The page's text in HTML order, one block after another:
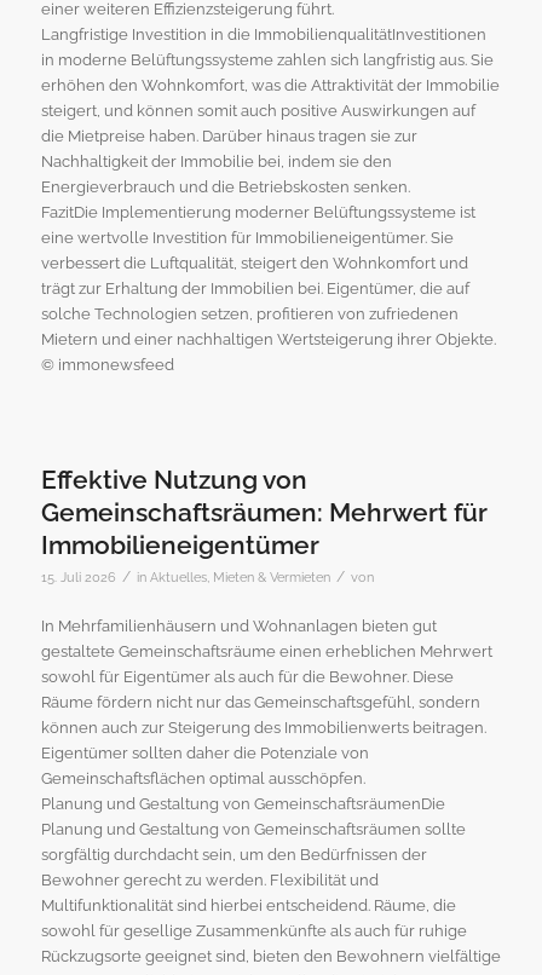
einer weiteren Effizienzsteigerung führt.
Langfristige Investition in die ImmobilienqualitätInvestitionen
in moderne Belüftungssysteme zahlen sich langfristig aus. Sie
erhöhen den Wohnkomfort, was die Attraktivität der Immobilie
steigert, und können somit auch positive Auswirkungen auf
die Mietpreise haben. Darüber hinaus tragen sie zur
Nachhaltigkeit der Immobilie bei, indem sie den
Energieverbrauch und die Betriebskosten senken.
FazitDie Implementierung moderner Belüftungssysteme ist
eine wertvolle Investition für Immobilieneigentümer. Sie
verbessert die Luftqualität, steigert den Wohnkomfort und
trägt zur Erhaltung der Immobilien bei. Eigentümer, die auf
solche Technologien setzen, profitieren von zufriedenen
Mietern und einer nachhaltigen Wertsteigerung ihrer Objekte.
© immonewsfeed
Effektive Nutzung von
Gemeinschaftsräumen: Mehrwert für
Immobilieneigentümer
15. Juli 2026 / in Aktuelles, Mieten & Vermieten / von
In Mehrfamilienhäusern und Wohnanlagen bieten gut
gestaltete Gemeinschaftsräume einen erheblichen Mehrwert
sowohl für Eigentümer als auch für die Bewohner. Diese
Räume fördern nicht nur das Gemeinschaftsgefühl, sondern
können auch zur Steigerung des Immobilienwerts beitragen.
Eigentümer sollten daher die Potenziale von
Gemeinschaftsflächen optimal ausschöpfen.
Planung und Gestaltung von GemeinschaftsräumenDie
Planung und Gestaltung von Gemeinschaftsräumen sollte
sorgfältig durchdacht sein, um den Bedürfnissen der
Bewohner gerecht zu werden. Flexibilität und
Multifunktionalität sind hierbei entscheidend. Räume, die
sowohl für gesellige Zusammenkünfte als auch für ruhige
Rückzugsorte geeignet sind, bieten den Bewohnern vielfältige